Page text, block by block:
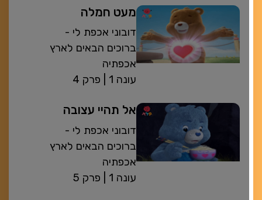
מעט חמלה
דובוני אכפת לי -
ברוכים הבאים לארץ
אכפתיה
פרק 4
| עונה 1
אל תהיי עצובה
דובוני אכפת לי -
ברוכים הבאים לארץ
אכפתיה
פרק 5
| עונה 1